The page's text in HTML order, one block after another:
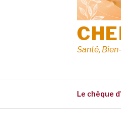
Santé,
Le chèque